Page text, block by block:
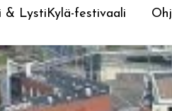
& LystiKylä-festivaali